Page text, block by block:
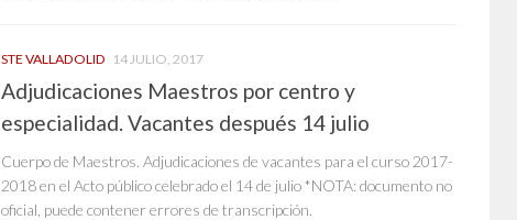
STE VALLADOLID 14 JULIO, 2017
Adjudicaciones Maestros por centro y
especialidad. Vacantes después 14 julio
Cuerpo de Maestros. Adjudicaciones de vacantes para el curso 2017-
2018 en el Acto público celebrado el 14 de julio *NOTA: documento no
oficial, puede contener errores de transcripción.